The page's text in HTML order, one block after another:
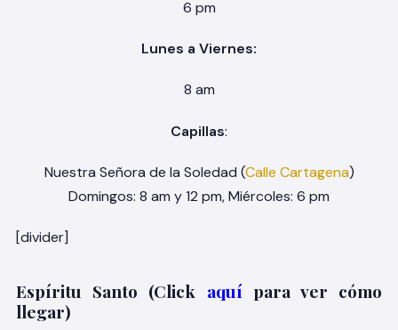
6 pm
Lunes a Viernes:
8 am
Capillas:
Nuestra Señora de la Soledad (Calle Cartagena)
Domingos: 8 am y 12 pm, Miércoles: 6 pm
[divider]
Espíritu Santo (Click aquí para ver cómo
llegar)